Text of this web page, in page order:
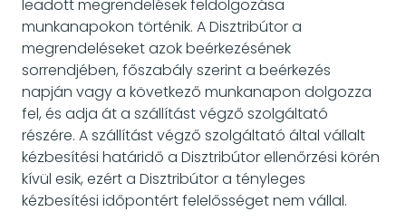
leadott megrendelések feldolgozása
munkanapokon történik. A Disztribútor a
megrendeléseket azok beérkezésének
sorrendjében, főszabály szerint a beérkezés
napján vagy a következő munkanapon dolgozza
fel, és adja át a szállítást végző szolgáltató
részére. A szállítást végző szolgáltató által vállalt
kézbesítési határidő a Disztribútor ellenőrzési körén
kívül esik, ezért a Disztribútor a tényleges
kézbesítési időpontért felelősséget nem vállal.